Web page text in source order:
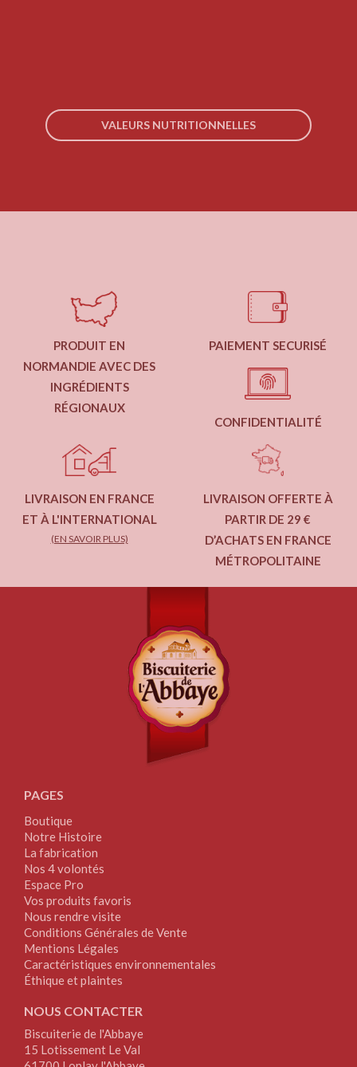
VALEURS NUTRITIONNELLES
PRODUIT EN
NORMANDIE AVEC DES
INGRÉDIENTS
RÉGIONAUX
PAIEMENT SECURISÉ
CONFIDENTIALITÉ
LIVRAISON EN FRANCE
ET À L'INTERNATIONAL
(EN SAVOIR PLUS)
LIVRAISON OFFERTE À
PARTIR DE 29 €
D’ACHATS EN FRANCE
MÉTROPOLITAINE
PAGES
Boutique
Notre Histoire
La fabrication
Nos 4 volontés
Espace Pro
Vos produits favoris
Nous rendre visite
Conditions Générales de Vente
Mentions Légales
Caractéristiques environnementales
Éthique et plaintes
NOUS CONTACTER
Biscuiterie de l'Abbaye
15 Lotissement Le Val